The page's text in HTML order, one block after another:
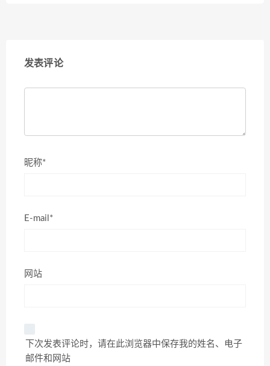
发表评论
昵称*
E-mail*
网站
下次发表评论时，请在此浏览器中保存我的姓名、电子
邮件和网站